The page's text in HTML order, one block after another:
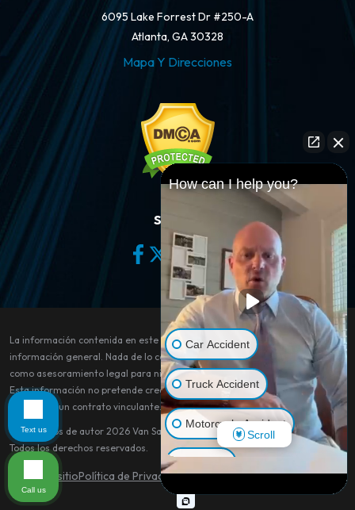
6095 Lake Forrest Dr #250-A
Atlanta, GA 30328
Mapa Y Direcciones
Síganos
La información contenida en este sitio web es sólo para fines de
información general. Nada de lo contenido en este sitio debe tomarse
como asesoramiento legal para ningún caso o situación individual.
Esta información no pretende crear, y su recepción o visualización no
constituye un contrato vinculante.
© Derechos de autor 2026 Van Sant Law.
Todos los derechos reservados.
Mapa del sitioPolítica de PrivacidadAviso legal
How can I help you?
Car Accident
Truck Accident
Motorcycle Accident
Pedestrian Accident
Scroll
Text us
Call us